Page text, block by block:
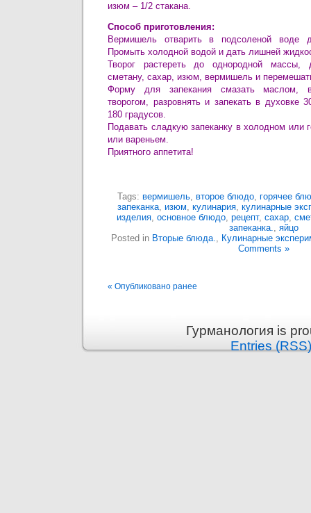
изюм – 1/2 стакана.
Способ приготовления:
Вермишель отварить в подсоленой воде
Промыть холодной водой и дать лишней
Творог растереть до однородной массы,
сметану, сахар, изюм, вермишель и
Форму для запекания смазать маслом,
творогом, разровнять и запекать в духовке
180 градусов.
Подавать сладкую запеканку в холодном или
или вареньем.
Приятного аппетита!
Tags: вермишель, второе блюдо, горячее
запеканка, изюм, кулинария, кулинарные
изделия, основное блюдо, рецепт, сахар,
запеканка., яйцо
Posted in Вторые блюда., Кулинарные
Comments »
« Опубликовано ранее
Гурманология is
Entries (RSS)